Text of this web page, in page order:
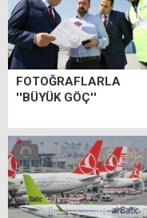
FOTOĞRAFLARLA
''BÜYÜK GÖÇ''